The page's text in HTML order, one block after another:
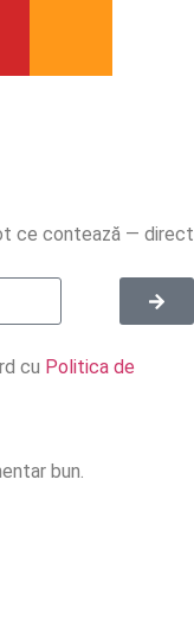
ce contează — direct
cu Politica de
bun.